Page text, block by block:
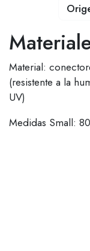
Material:
(resistente a la
UV)
Medidas Small: